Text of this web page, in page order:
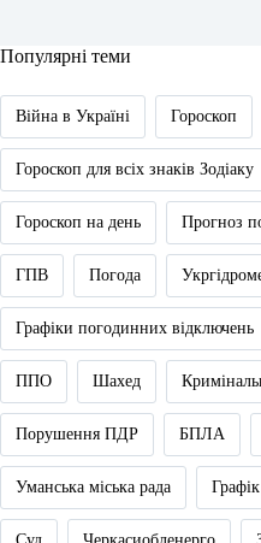
Популярні теми
Війна в Україні Гороскоп
Гороскоп для всіх знаків Зодіаку
Гороскоп на день Прогноз
ГПВ Погода
Графіки погодинних відключень
ППО Шахед
Порушення ПДР БПЛА
Уманська міська рада